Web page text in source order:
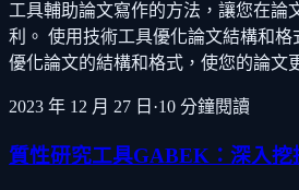
工具輔助論文寫作的方法，讓您在論
利。 使用技術工具優化論文結構和格
優化論文的結構和格式，使您的論文
2023 年 12 月 27 日 ·10 分鐘閱讀
質性研究工具GABEK：深入挖